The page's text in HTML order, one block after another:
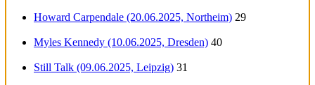
Howard Carpendale (20.06.2025, Northeim) 29
Myles Kennedy (10.06.2025, Dresden) 40
Still Talk (09.06.2025, Leipzig) 31